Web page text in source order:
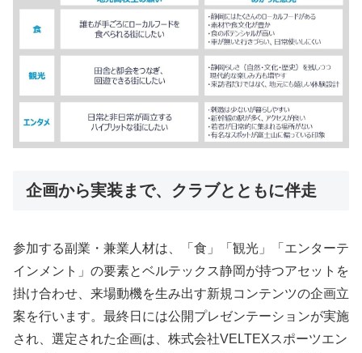
企画から実装まで、クラブとともに伴走
参加する副業・兼業人材は、「食」「観光」「エンターテ
インメント」の要素とベルテックス静岡が持つアセットを
掛け合わせ、来場動機を生み出す新規コンテンツの企画立
案を行います。最終日には公開プレゼンテーションが実施
され、選定された企画は、株式会社VELTEXスポーツエン